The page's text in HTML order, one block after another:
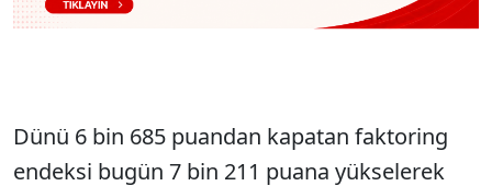
Dünü 6 bin 685 puandan kapatan faktoring
endeksi bugün 7 bin 211 puana yükselerek